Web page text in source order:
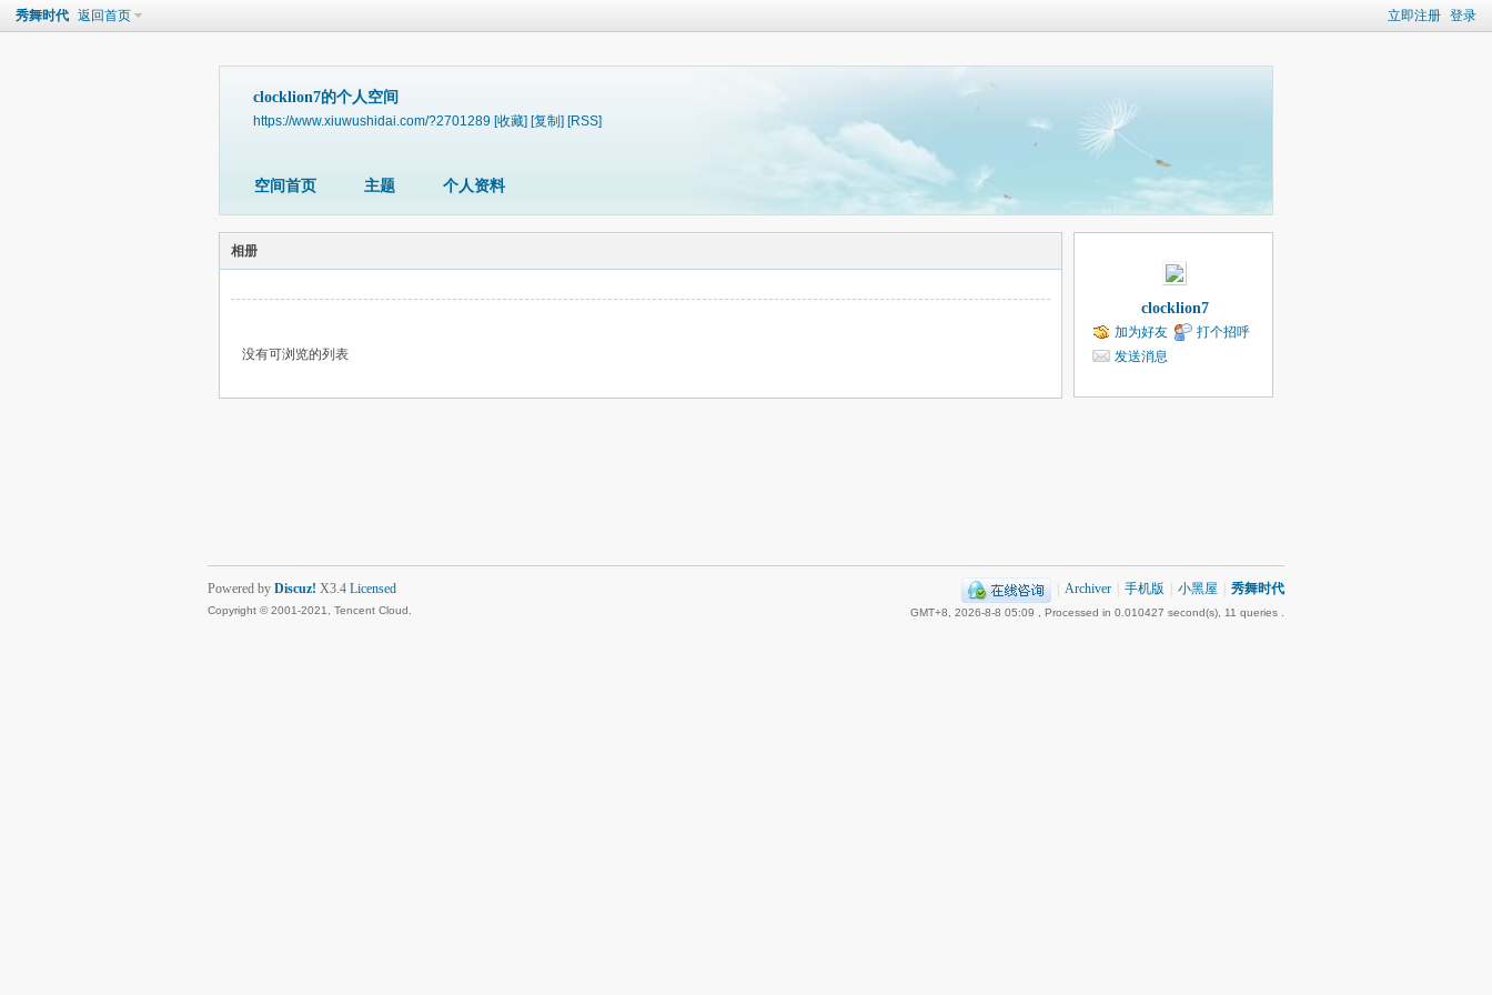
立即注册 登录
秀舞时代 返回首页
clocklion7的个人空间
https://www.xiuwushidai.com/?2701289 [收藏] [复制] [RSS]
空间首页 主题 个人资料
相册
没有可浏览的列表
clocklion7
加为好友
打个招呼
发送消息
Archiver 手机版 小黑屋 秀舞时代
GMT+8, 2026-8-8 05:09 , Processed in 0.010427 second(s), 11 queries .
Powered by Discuz! X3.4 Licensed
Copyright © 2001-2021, Tencent Cloud.